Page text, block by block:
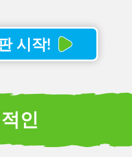
시작!
인
능으로 스토리텔링의 수준을
서 사진을 빠르게 업로드하여
에 개인적인 터치를 추가하고